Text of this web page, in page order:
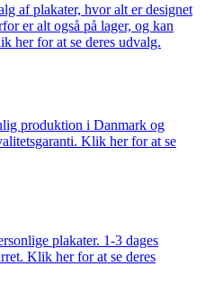
af plakater, hvor alt er designet
er alt også på lager, og kan
her for at se deres udvalg.
produktion i Danmark og
Klik her for at se
plakater. 1-3 dages
Klik her for at se deres